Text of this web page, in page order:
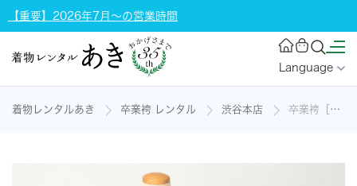
【重要】2026年7月～の営業時間
Language
着物レンタルあき 卒業袴 レンタル 渋谷本店 卒業袴［白地に牡丹と桜模様］の着物レンタル